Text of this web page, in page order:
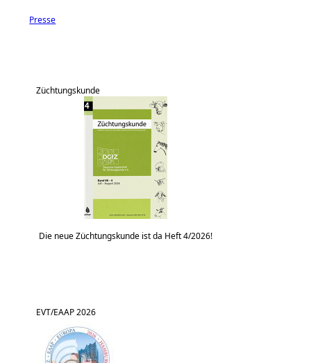
Presse
Züchtungskunde
Die neue Züchtungskunde ist da Heft 4/2026!
EVT/EAAP 2026